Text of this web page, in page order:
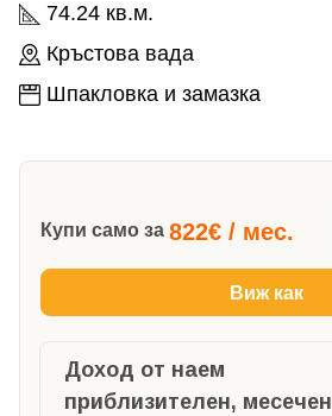
74.24 кв.м.
Кръстова вада
Шпакловка и замазка
Купи само за 822€ / мес.
Виж как
Доход от наем
приблизителен, месечен